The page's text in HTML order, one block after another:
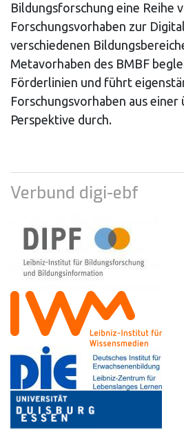
Bildungsforschung eine Reihe
Forschungsvorhaben zur
verschiedenen
Metavorhaben des BMBF
Förderlinien und führt
Forschungsvorhaben aus
Perspektive durch.
Verbund digi-ebf